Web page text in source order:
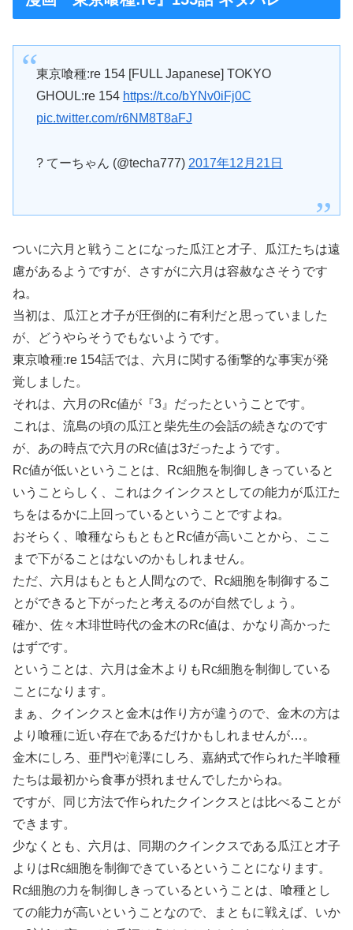
東京喰種:re 154 [FULL Japanese] TOKYO
GHOUL:re 154 https://t.co/bYNv0iFj0C
pic.twitter.com/r6NM8T8aFJ
? てーちゃん (@techa777) 2017年12月21日
ついに六月と戦うことになった瓜江と才子、瓜江たちは遠
慮があるようですが、さすがに六月は容赦なさそうです
ね。
当初は、瓜江と才子が圧倒的に有利だと思っていました
が、どうやらそうでもないようです。
東京喰種:re 154話では、六月に関する衝撃的な事実が発
覚しました。
それは、六月のRc値が『3』だったということです。
これは、流島の頃の瓜江と柴先生の会話の続きなのです
が、あの時点で六月のRc値は3だったようです。
Rc値が低いということは、Rc細胞を制御しきっていると
いうことらしく、これはクインクスとしての能力が瓜江た
ちをはるかに上回っているということですよね。
おそらく、喰種ならもともとRc値が高いことから、ここ
まで下がることはないのかもしれません。
ただ、六月はもともと人間なので、Rc細胞を制御するこ
とができると下がったと考えるのが自然でしょう。
確か、佐々木琲世時代の金木のRc値は、かなり高かった
はずです。
ということは、六月は金木よりもRc細胞を制御している
ことになります。
まぁ、クインクスと金木は作り方が違うので、金木の方は
より喰種に近い存在であるだけかもしれませんが…。
金木にしろ、亜門や滝澤にしろ、嘉納式で作られた半喰種
たちは最初から食事が摂れませんでしたからね。
ですが、同じ方法で作られたクインクスとは比べることが
できます。
少なくとも、六月は、同期のクインクスである瓜江と才子
よりはRc細胞を制御できているということになります。
Rc細胞の力を制御しきっているということは、喰種とし
ての能力が高いということなので、まともに戦えば、いか